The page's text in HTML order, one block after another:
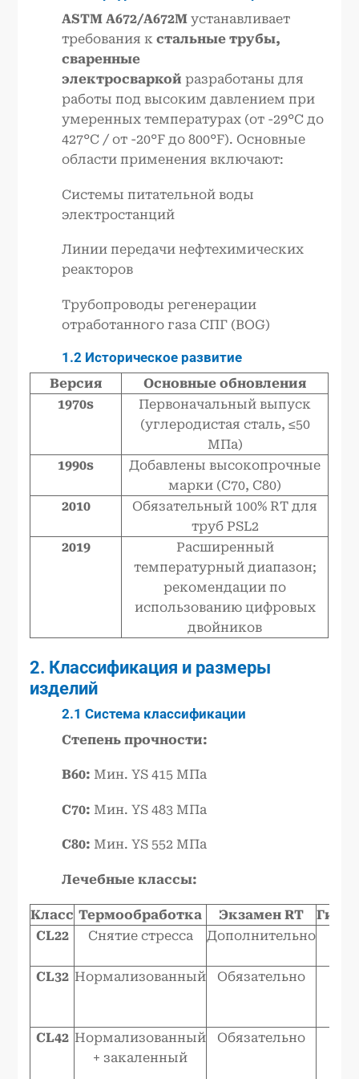
ASTM A672/A672Mустанавливает
требования кстальные трубы,
сваренные
электросваркой разработаны для
работы под высоким давлением при
умеренных температурах (от -29°C до
427°C / от -20°F до 800°F). Основные
области применения включают:
Системы питательной воды
электростанций
Линии передачи нефтехимических
реакторов
Трубопроводы регенерации
отработанного газа СПГ (BOG)
1.2 Историческое развитие
Версия
Основные обновления
1970s
Первоначальный выпуск
(углеродистая сталь, ≤50
МПа)
1990s
Добавлены высокопрочные
марки (C70, C80)
2010
Обязательный 100% RT для
труб PSL2
2019
Расширенный
температурный диапазон;
рекомендации по
использованию цифровых
двойников
2. Классификация и размеры
изделий
2.1 Система классификации
Степень прочности:
B60: Мин. YS 415 МПа
C70: Мин. YS 483 МПа
C80: Мин. YS 552 МПа
Лечебные классы:
Класс Термообработка Экзамен RT
CL22
Снятие стресса Дополнительно
CL32 Нормализованный Обязательно
CL42 Нормализованный
+ закаленный
Обязательно